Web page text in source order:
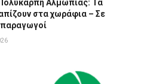
Αλμωπίας: Τα
στα χωράφια – Σε